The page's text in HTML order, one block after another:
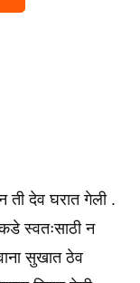
देव घरात गेली .
स्वतःसाठी न
सुखात ठेव